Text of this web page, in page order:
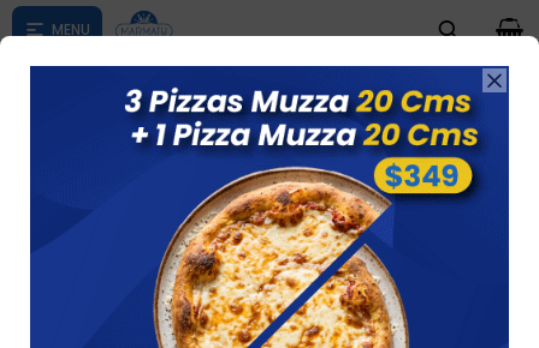

Ver horarios de atencion al publico
0

COMBOS
23 artículos
Recomendados
Combos